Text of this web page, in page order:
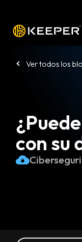
Ver todos los
con su